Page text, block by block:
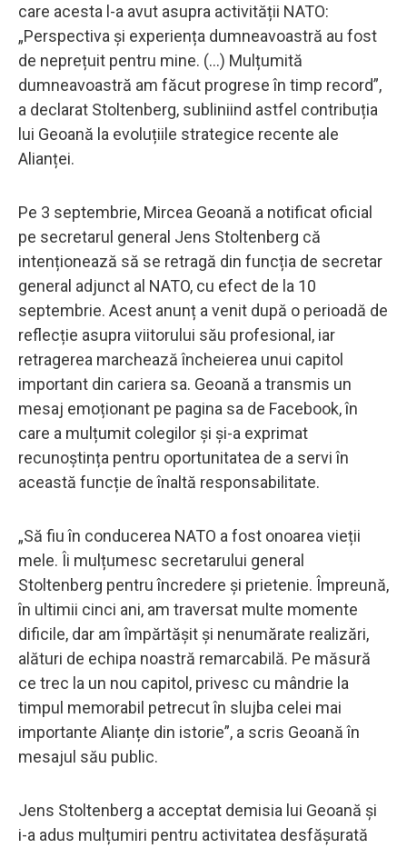
care acesta l-a avut asupra activității NATO:
„Perspectiva și experiența dumneavoastră au fost
de neprețuit pentru mine. (...) Mulțumită
dumneavoastră am făcut progrese în timp record”,
a declarat Stoltenberg, subliniind astfel contribuția
lui Geoană la evoluțiile strategice recente ale
Alianței.
Pe 3 septembrie, Mircea Geoană a notificat oficial
pe secretarul general Jens Stoltenberg că
intenționează să se retragă din funcția de secretar
general adjunct al NATO, cu efect de la 10
septembrie. Acest anunț a venit după o perioadă de
reflecție asupra viitorului său profesional, iar
retragerea marchează încheierea unui capitol
important din cariera sa. Geoană a transmis un
mesaj emoționant pe pagina sa de Facebook, în
care a mulțumit colegilor și și-a exprimat
recunoștința pentru oportunitatea de a servi în
această funcție de înaltă responsabilitate.
„Să fiu în conducerea NATO a fost onoarea vieții
mele. Îi mulțumesc secretarului general
Stoltenberg pentru încredere și prietenie. Împreună,
în ultimii cinci ani, am traversat multe momente
dificile, dar am împărtășit și nenumărate realizări,
alături de echipa noastră remarcabilă. Pe măsură
ce trec la un nou capitol, privesc cu mândrie la
timpul memorabil petrecut în slujba celei mai
importante Alianțe din istorie”, a scris Geoană în
mesajul său public.
Jens Stoltenberg a acceptat demisia lui Geoană și
i-a adus mulțumiri pentru activitatea desfășurată